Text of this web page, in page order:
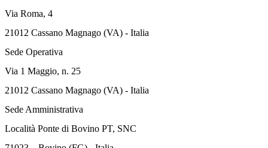
Via Roma, 4
21012 Cassano Magnago (VA) - Italia
Sede Operativa
Via 1 Maggio, n. 25
21012 Cassano Magnago (VA) - Italia
Sede Amministrativa
Località Ponte di Bovino PT, SNC